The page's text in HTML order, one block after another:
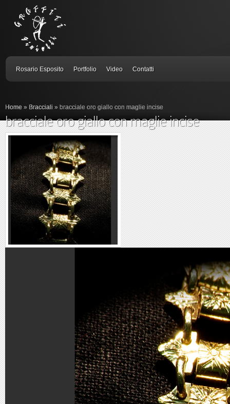
Rosario Esposito Portfolio Video Contatti
bracciale oro giallo con maglie incise
Home » Bracciali » bracciale oro giallo con maglie incise